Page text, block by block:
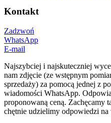
Kontakt
Zadzwoń
WhatsApp
E-mail
Najszybciej i najskuteczniej
nam zdjęcie (ze wstępnym
sprzedaży) za pomocą jednej z
wiadomości WhatsApp.
proponowaną ceną. Zachęcamy
chętnie udzielimy odpowiedzi na